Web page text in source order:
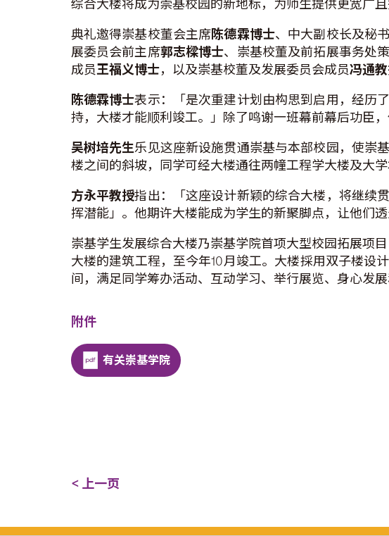
综合大楼将成为崇基校园的新地标，为师生提供更宽广
典礼邀得崇基校董会主席陈德霖博士、中大副校长及秘
展委员会前主席郭志樑博士、崇基校董及前拓展事务处
成员王福义博士，以及崇基校董及发展委员会成员冯通
陈德霖博士表示：「是次重建计划由构思到启用，经历
持，大楼才能顺利竣工。」除了鸣谢一班幕前幕后功臣
吴树培先生乐见这座新设施贯通崇基与本部校园，使崇
楼之间的斜坡，同学可经大楼通往两幢工程学大楼及大
方永平教授指出：「这座设计新颖的综合大楼，将继续
挥潜能」。他期许大楼能成为学生的新聚脚点，让他们
崇基学生发展综合大楼乃崇基学院首项大型校园拓展项
大楼的建筑工程，至今年10月竣工。大楼採用双子楼设
间，满足同学筹办活动、互动学习、举行展览、身心发展
附件
有关崇基学院
< 上一页